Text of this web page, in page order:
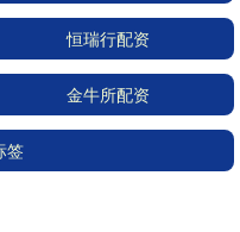
恒瑞行配资
金牛所配资
签